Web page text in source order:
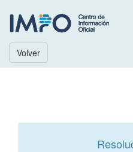
Volver